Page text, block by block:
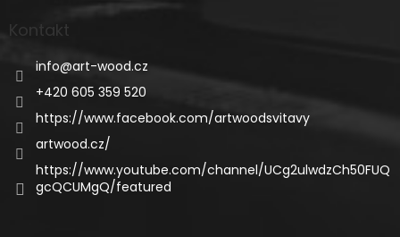
Kontakt
info@art-wood.cz
+420 605 359 520
https://www.facebook.com/artwoodsvitavy
artwood.cz/
https://www.youtube.com/channel/UCg2ulwdzCh50FUQ
gcQCUMgQ/featured